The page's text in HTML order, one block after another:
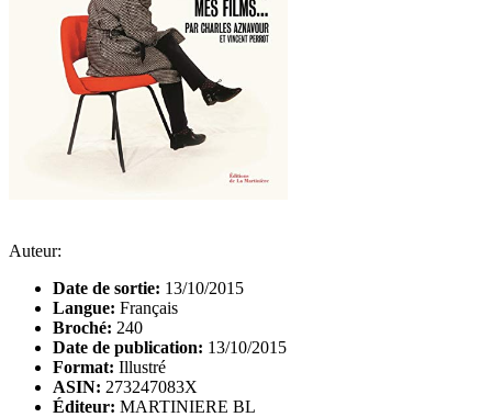
Auteur:
Date de sortie: 13/10/2015
Langue: Français
Broché: 240
Date de publication: 13/10/2015
Format: Illustré
ASIN: 273247083X
Éditeur: MARTINIERE BL